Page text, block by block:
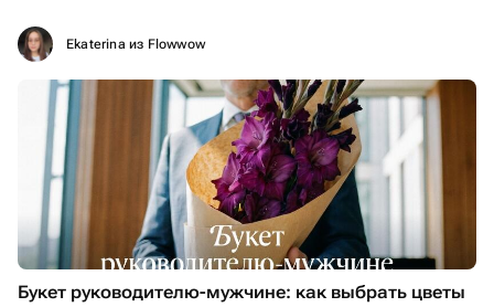
Ekaterina из Flowwow
Букет руководителю-мужчине: как выбрать цветы